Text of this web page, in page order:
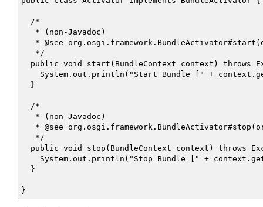
/*
* (non-Javadoc)
* @see
*/
public void start(BundleContext context) throws
System.out.println("Start Bundle [" +
}
/*
* (non-Javadoc)
* @see
*/
public void stop(BundleContext context) throws
System.out.println("Stop Bundle [" +
}
}